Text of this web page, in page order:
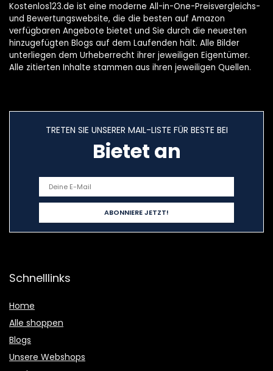
Kostenlos123.de ist eine moderne All-in-One-Preisvergleichs-
und Bewertungswebsite, die die besten auf Amazon
verfügbaren Angebote bietet und Sie durch die neuesten
hinzugefügten Blogs auf dem Laufenden hält. Alle Bilder
unterliegen dem Urheberrecht ihrer jeweiligen Eigentümer.
Alle zitierten Inhalte stammen aus ihren jeweiligen Quellen.
TRETEN SIE UNSERER MAIL-LISTE FÜR BESTE BEI
Bietet an
Schnelllinks
Home
Alle shoppen
Blogs
Unsere Webshops